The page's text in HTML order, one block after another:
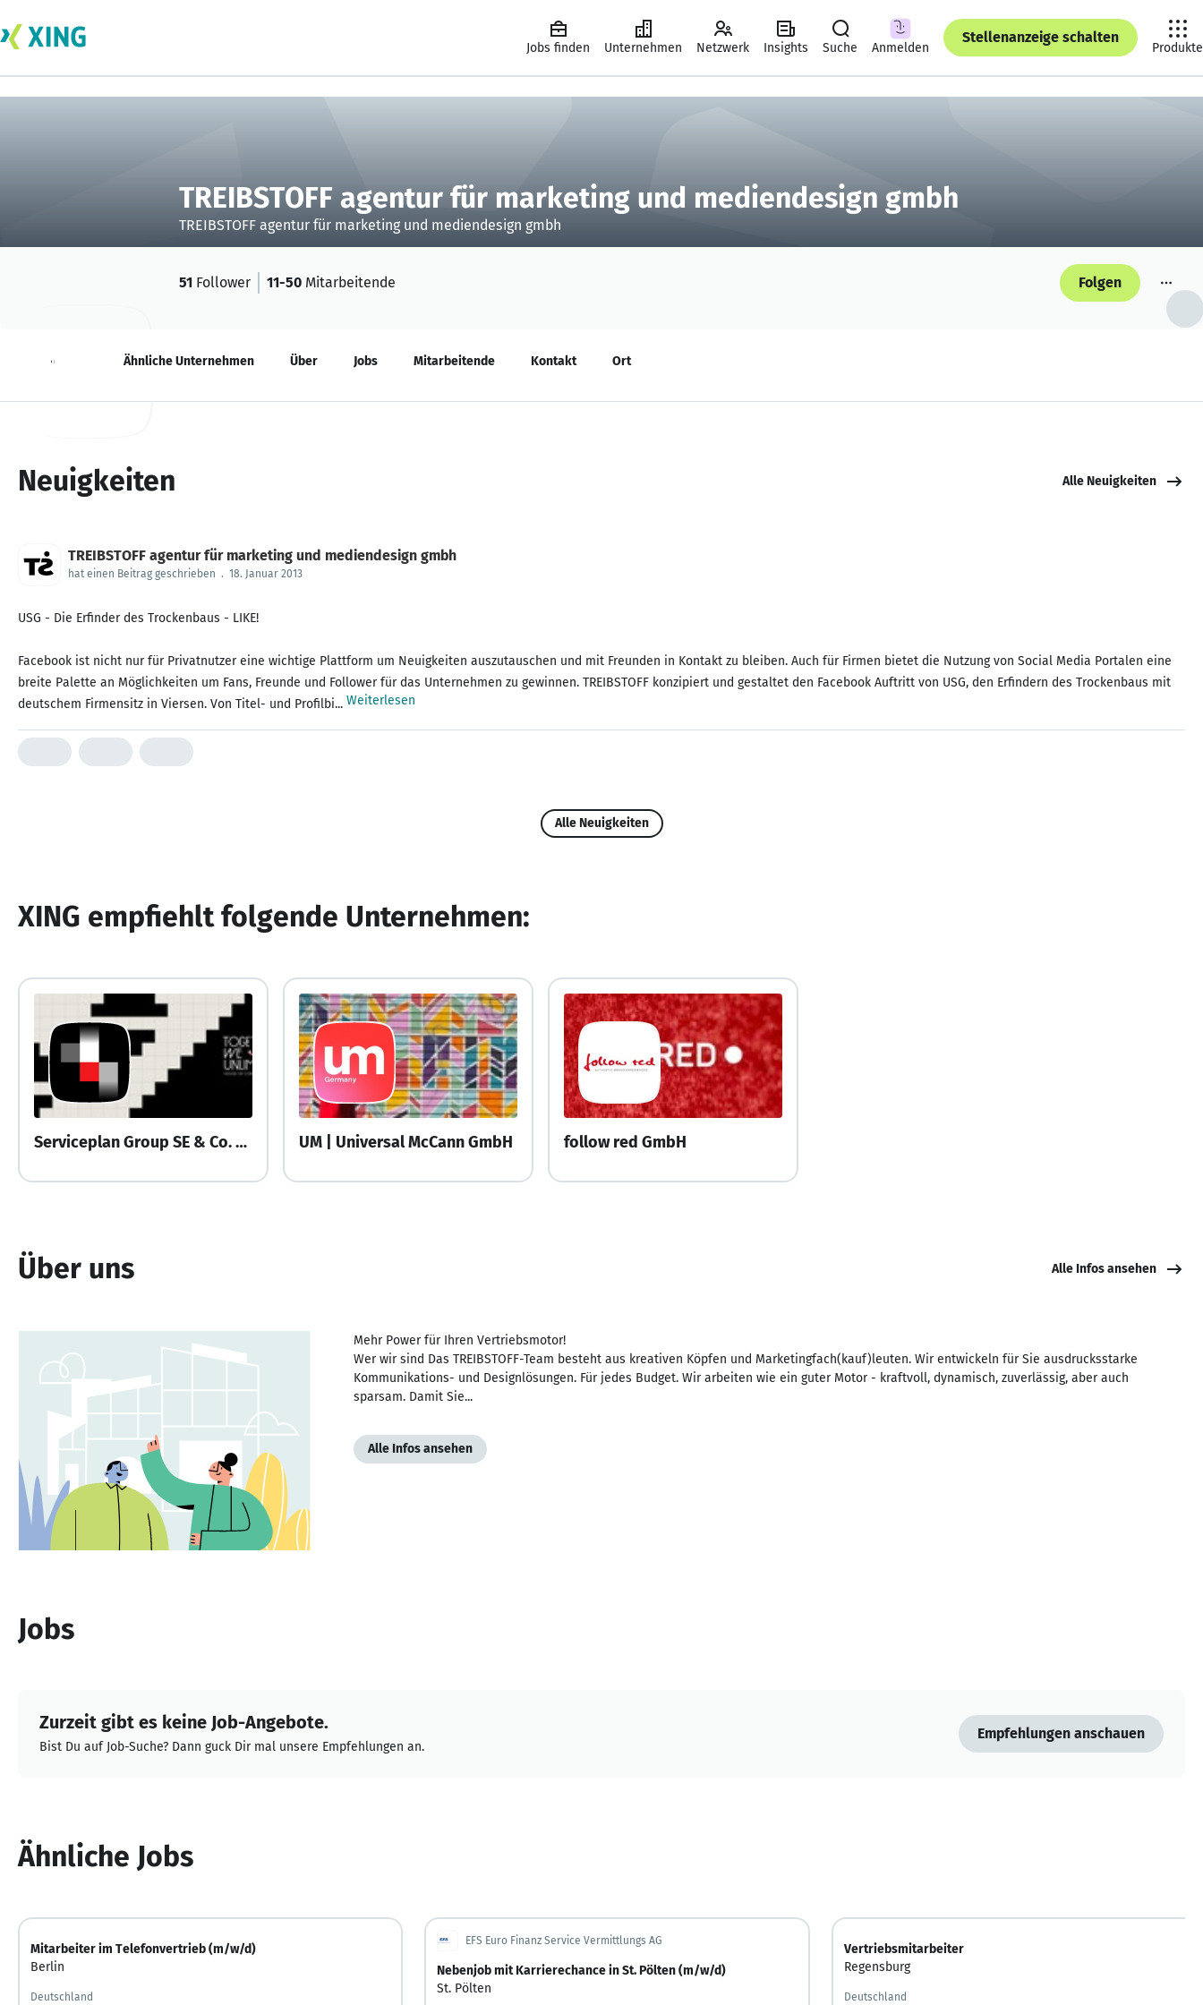
Jobs finden Unternehmen Netzwerk Insights Suche Anmelden
Stellenanzeige schalten
Produkte
TREIBSTOFF agentur für marketing und mediendesign gmbh
TREIBSTOFF agentur für marketing und mediendesign gmbh
51 Follower 11-50 Mitarbeitende Folgen
Neuigkeiten Ähnliche Unternehmen Über Jobs Mitarbeitende Kontakt Ort
Neuigkeiten Alle Neuigkeiten
TREIBSTOFF agentur für marketing und mediendesign gmbh
hat einen Beitrag geschrieben . 18. Januar 2013
USG - Die Erfinder des Trockenbaus - LIKE!
Facebook ist nicht nur für Privatnutzer eine wichtige Plattform um Neuigkeiten auszutauschen und mit Freunden in Kontakt zu bleiben. Auch für Firmen bietet die Nutzung von Social Media Portalen eine
breite Palette an Möglichkeiten um Fans, Freunde und Follower für das Unternehmen zu gewinnen. TREIBSTOFF konzipiert und gestaltet den Facebook Auftritt von USG, den Erfindern des Trockenbaus mit
deutschem Firmensitz in Viersen. Von Titel- und Profilbi... Weiterlesen
Alle Neuigkeiten
XING empfiehlt folgende Unternehmen:
Serviceplan Group SE & Co. KG UM | Universal McCann GmbH follow red GmbH
Über uns Alle Infos ansehen
Mehr Power für Ihren Vertriebsmotor!
Wer wir sind Das TREIBSTOFF-Team besteht aus kreativen Köpfen und Marketingfach(kauf)leuten. Wir entwickeln für Sie ausdrucksstarke
Kommunikations- und Designlösungen. Für jedes Budget. Wir arbeiten wie ein guter Motor - kraftvoll, dynamisch, zuverlässig, aber auch
sparsam. Damit Sie...
Alle Infos ansehen
Jobs
Zurzeit gibt es keine Job-Angebote.
Bist Du auf Job-Suche? Dann guck Dir mal unsere Empfehlungen an.
Empfehlungen anschauen
Ähnliche Jobs
Mitarbeiter im Telefonvertrieb (m/w/d)
Berlin
Deutschland
EFS Euro Finanz Service Vermittlungs AG
Nebenjob mit Karrierechance in St. Pölten (m/w/d)
St. Pölten
Vertriebsmitarbeiter
Regensburg
Deutschland